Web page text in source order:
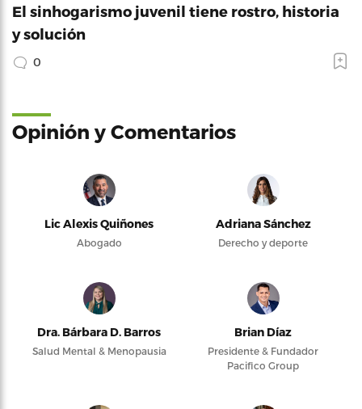
El sinhogarismo juvenil tiene rostro, historia
y solución
0
Opinión y Comentarios
Lic Alexis Quiñones
Abogado
Adriana Sánchez
Derecho y deporte
Dra. Bárbara D. Barros
Salud Mental & Menopausia
Brian Díaz
Presidente & Fundador
Pacifico Group